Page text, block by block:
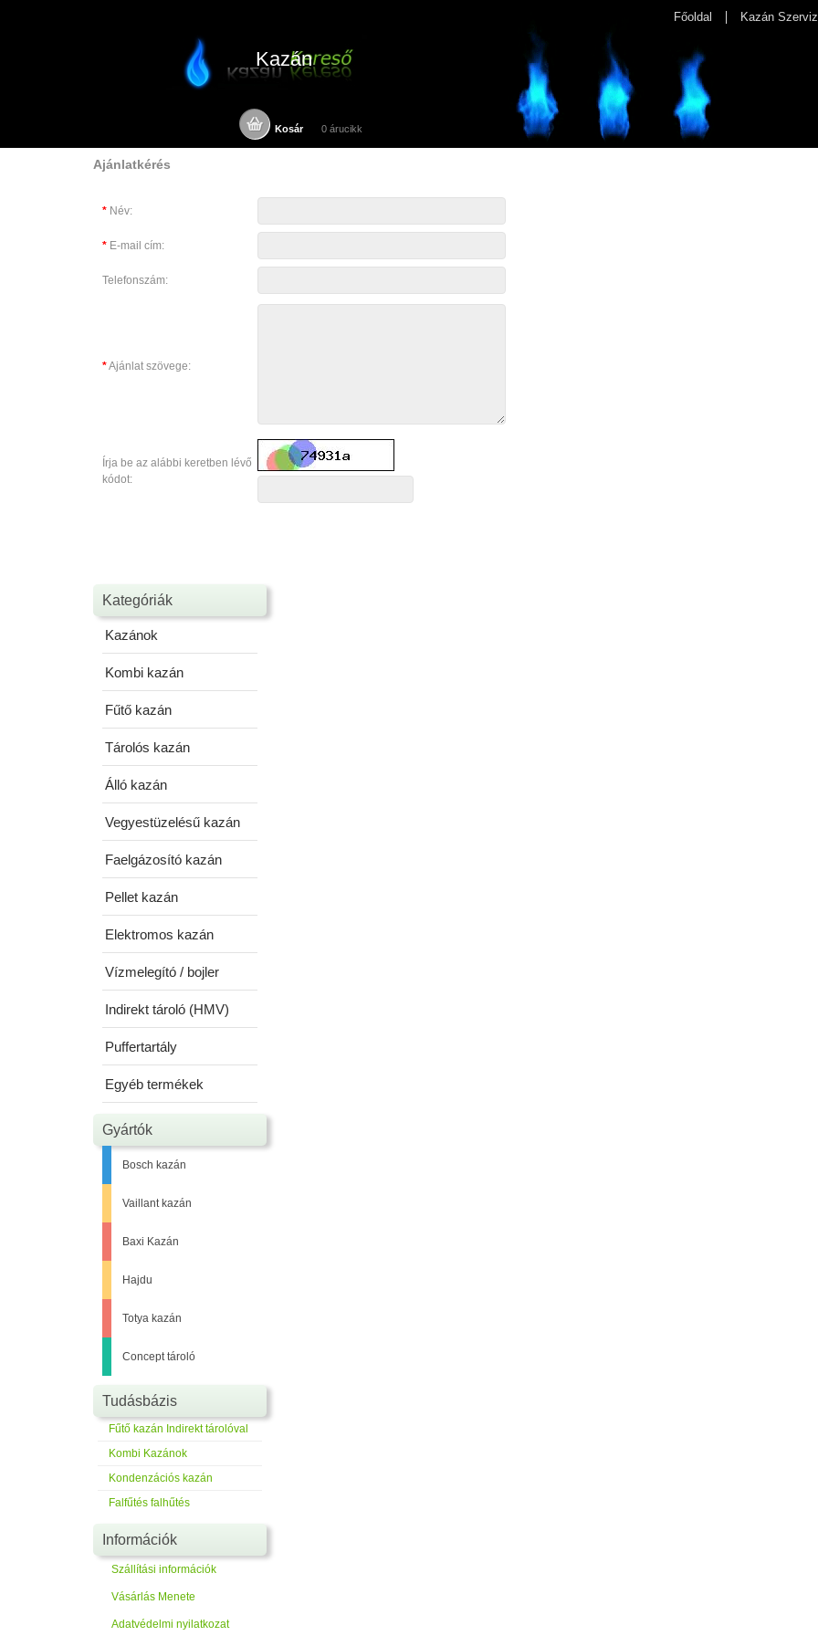
Kazán
Főoldal Kazán
Kosár 0 árucikk
Ajánlatkérés
* Név:
* E-mail cím:
Telefonszám:
*Ajánlat szövege:
Írja be az alábbi keretben lévő
kódot:
Kategóriák
Kazánok
Kombi kazán
Fűtő kazán
Tárolós kazán
Álló kazán
Vegyestüzelésű kazán
Faelgázosító kazán
Pellet kazán
Elektromos kazán
Vízmelegító / bojler
Indirekt tároló (HMV)
Puffertartály
Egyéb termékek
Gyártók
Bosch kazán
Vaillant kazán
Baxi Kazán
Hajdu
Totya kazán
Concept tároló
Tudásbázis
Fűtő kazán Indirekt tárolóval
Kombi Kazánok
Kondenzációs kazán
Falfűtés falhűtés
Információk
Szállítási információk
Vásárlás Menete
Adatvédelmi nyilatkozat